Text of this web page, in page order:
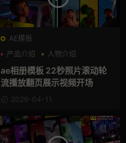
AE模板
产品介绍
人物介绍
卡点模板
ae相册模板 22秒照片滚动轮
流播放翻页展示视频开场
2026-04-11